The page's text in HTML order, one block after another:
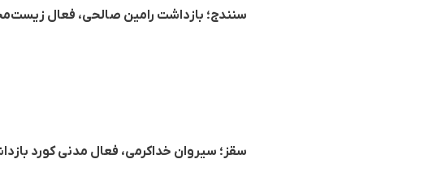
سنندج؛ بازداشت رامین صالحی، فعال
سقز؛ سیروان خداکرمی، فعال مدنی کورد